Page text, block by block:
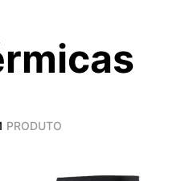
PRODUTO
5º tenis